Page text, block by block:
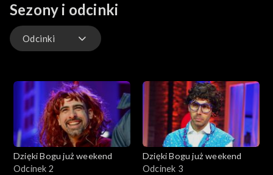
Sezony i odcinki
Odcinki
Dzięki Bogu już weekend
Odcinek 2
Dzięki Bogu już weekend
Odcinek 3